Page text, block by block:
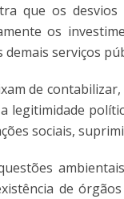
que os
os
serviços
de
legitimidade
sociais,
de